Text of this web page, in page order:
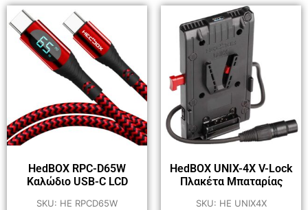
HedBOX RPC-D65W
Καλώδιο USB-C LCD
SKU: HE RPCD65W
HedBOX UNIX-4X V-Lock
Πλακέτα Μπαταρίας
SKU: HE UNIX4X